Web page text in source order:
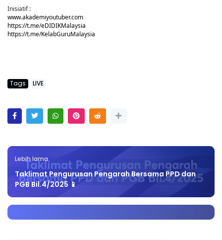
Inisiatif :
www.akademiyoutuber.com
https://t.me/eDIDIKMalaysia
https://t.me/KelabGuruMalaysia
Tags LIVE
Lebih lama
Taklimat Pengurusan Pengarah Bersama PPD dan
PGB Bil.4/2025 📱